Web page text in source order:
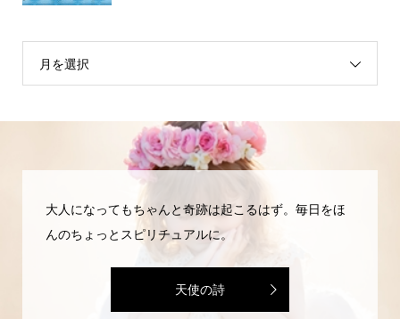
月を選択
大人になってもちゃんと奇跡は起こるはず。毎日をほ
んのちょっとスピリチュアルに。
天使の詩